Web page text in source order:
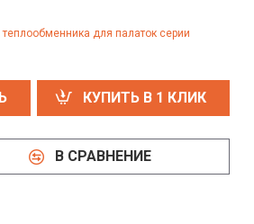
для палаток серии
КУПИТЬ В 1 КЛИК
В СРАВНЕНИЕ